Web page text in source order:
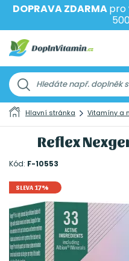
DOPRAVA ZDARMApro
Hlavní stránka Vitamíny a
Reflex
Kód: F-10553
SLEVA 17%